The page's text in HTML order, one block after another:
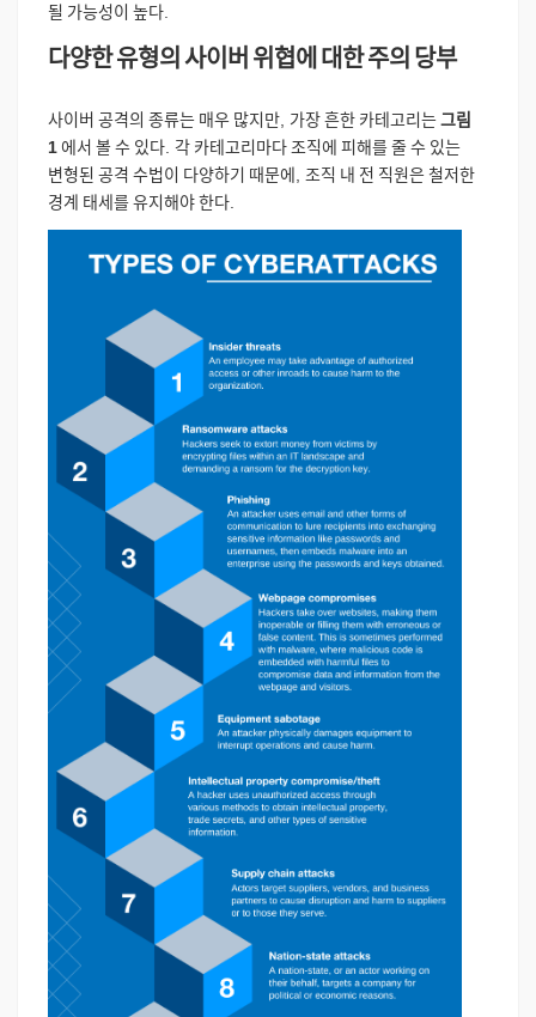
될 가능성이 높다
다양한유형의 사이버 위협에 대한주의 당부
사이버 공격의 종류는 매우 많지만 가장흔한 카테고리는그림
1에서 볼수 있다 각 카테고리마다 조직에 피해를줄수 있는
변형된 공격 수법이 다양하기 때문에 조직 내 전 직원은철저한
경계 태세를유지해야한다